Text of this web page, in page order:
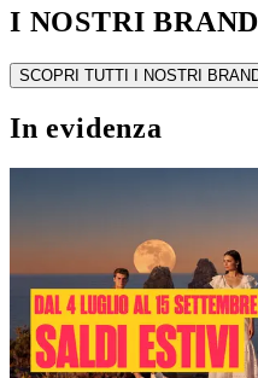
I NOSTRI
SCOPRI TUTTI I NOSTRI
In evidenza
Un’estate piena di
Dal 4 luglio al 15 settembre
arrivano iSaldi: nei negozi
internazionali, troverai
Approfitta di questa